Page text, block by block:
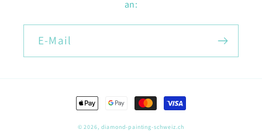
an:
E-Mail
Zahlungsmethoden
© 2026, diamond-painting-schweiz.ch